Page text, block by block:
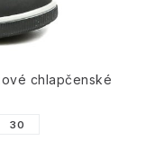
chlapčenské
30